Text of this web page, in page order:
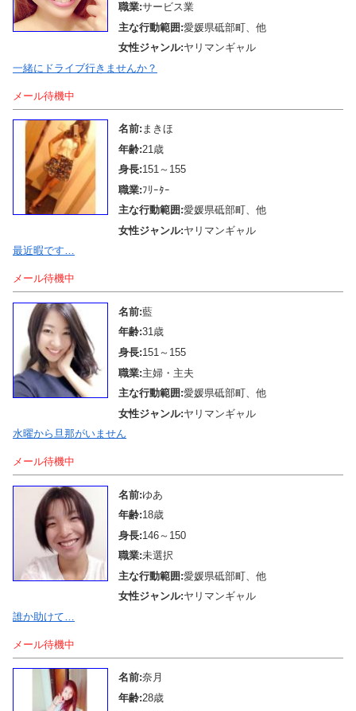
職業:サービス業
主な行動範囲:愛媛県砥部町、他
女性ジャンル:ヤリマンギャル
一緒にドライブ行きませんか？
メール待機中
名前: まきほ
年齢:21歳
身長:151～155
職業:ﾌﾘｰﾀｰ
主な行動範囲:愛媛県砥部町、他
女性ジャンル:ヤリマンギャル
最近暇です…
メール待機中
名前:藍
年齢:31歳
身長:151～155
職業:主婦・主夫
主な行動範囲:愛媛県砥部町、他
女性ジャンル:ヤリマンギャル
水曜から旦那がいません
メール待機中
名前:ゆあ
年齢:18歳
身長:146～150
職業:未選択
主な行動範囲:愛媛県砥部町、他
女性ジャンル:ヤリマンギャル
誰か助けて…
メール待機中
名前:奈月
年齢:28歳